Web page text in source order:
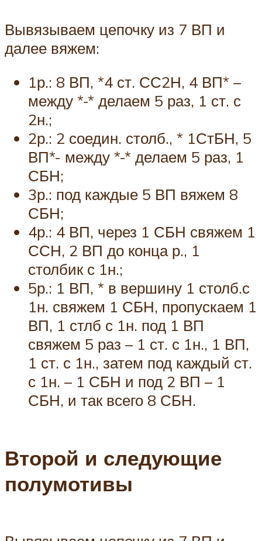
Вывязываем цепочку из 7 ВП и
далее вяжем:
1р.: 8 ВП, *4 ст. СС2Н, 4 ВП* –
между *-* делаем 5 раз, 1 ст. с
2н.;
2р.: 2 соедин. столб., * 1СтБН, 5
ВП*- между *-* делаем 5 раз, 1
СБН;
3р.: под каждые 5 ВП вяжем 8
СБН;
4р.: 4 ВП, через 1 СБН свяжем 1
ССН, 2 ВП до конца р., 1
столбик с 1н.;
5р.: 1 ВП, * в вершину 1 столб.с
1н. свяжем 1 СБН, пропускаем 1
ВП, 1 стлб с 1н. под 1 ВП
свяжем 5 раз – 1 ст. с 1н., 1 ВП,
1 ст. с 1н., затем под каждый ст.
с 1н. – 1 СБН и под 2 ВП – 1
СБН, и так всего 8 СБН.
Второй и следующие
полумотивы